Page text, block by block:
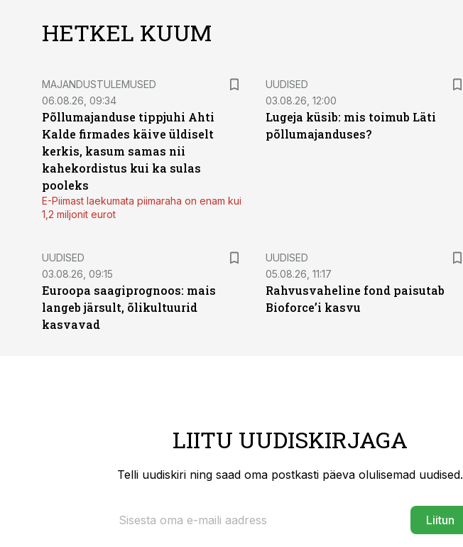
HETKEL KUUM
MAJANDUSTULEMUSED
06.08.26, 09:34
Põllumajanduse tippjuhi Ahti
Kalde firmades käive üldiselt
kerkis, kasum samas nii
kahekordistus kui ka sulas
pooleks
E-Piimast laekumata piimaraha on enam kui
1,2 miljonit eurot
UUDISED
03.08.26, 12:00
Lugeja küsib: mis toimub Läti
põllumajanduses?
UUDISED
03.08.26, 09:15
Euroopa saagiprognoos: mais
langeb järsult, õlikultuurid
kasvavad
UUDISED
05.08.26, 11:17
Rahvusvaheline fond paisutab
Bioforce’i kasvu
LIITU UUDISKIRJAGA
Telli uudiskiri ning saad oma postkasti päeva olulisemad uudised.
Liitun